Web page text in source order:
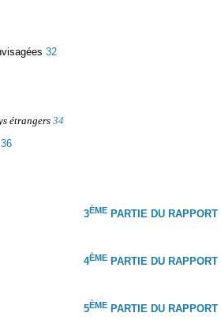
32
étrangers 34
36
3ÈME PARTIE DU RAPPORT
4ÈME PARTIE DU RAPPORT
5ÈME PARTIE DU RAPPORT